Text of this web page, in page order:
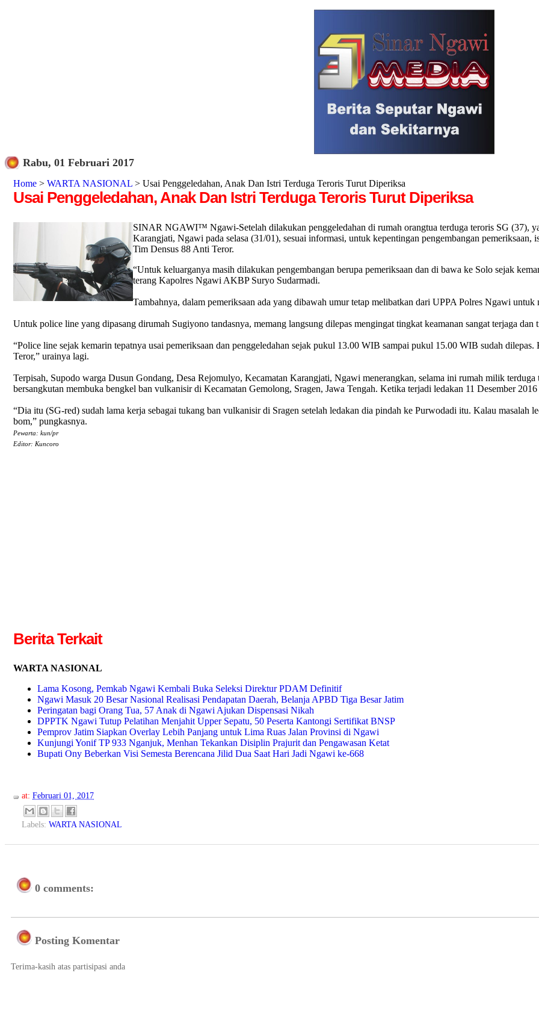
Rabu, 01 Februari 2017
Home > WARTA NASIONAL > Usai Penggeledahan, Anak Dan Istri Terduga Teroris Turut Diperiksa
Usai Penggeledahan, Anak Dan Istri Terduga Teroris Turut Diperiksa
SINAR NGAWI™ Ngawi-Setelah dilakukan penggeledahan di rumah orangtua terduga teroris SG (37),
Karangjati, Ngawi pada selasa (31/01), sesuai informasi, untuk kepentingan pengembangan
Tim Densus 88 Anti Teror.
“Untuk keluarganya masih dilakukan pengembangan berupa pemeriksaan dan di bawa ke Solo sejak
terang Kapolres Ngawi AKBP Suryo Sudarmadi.
Tambahnya, dalam pemeriksaan ada yang dibawah umur tetap melibatkan dari UPPA Polres Ngawi
Untuk police line yang dipasang dirumah Sugiyono tandasnya, memang langsung dilepas mengingat tingkat keamanan sangat terjaga dan
“Police line sejak kemarin tepatnya usai pemeriksaan dan penggeledahan sejak pukul 13.00 WIB sampai pukul 15.00 WIB sudah
Teror,” urainya lagi.
Terpisah, Supodo warga Dusun Gondang, Desa Rejomulyo, Kecamatan Karangjati, Ngawi menerangkan, selama ini rumah milik
bersangkutan membuka bengkel ban vulkanisir di Kecamatan Gemolong, Sragen, Jawa Tengah. Ketika terjadi ledakan 11 Desember
“Dia itu (SG-red) sudah lama kerja sebagai tukang ban vulkanisir di Sragen setelah ledakan dia pindah ke Purwodadi itu. Kalau masalah
bom,” pungkasnya.
Pewarta: kun/pr
Editor: Kuncoro
Berita Terkait
WARTA NASIONAL
Lama Kosong, Pemkab Ngawi Kembali Buka Seleksi Direktur PDAM Definitif
Ngawi Masuk 20 Besar Nasional Realisasi Pendapatan Daerah, Belanja APBD Tiga Besar Jatim
Peringatan bagi Orang Tua, 57 Anak di Ngawi Ajukan Dispensasi Nikah
DPPTK Ngawi Tutup Pelatihan Menjahit Upper Sepatu, 50 Peserta Kantongi Sertifikat BNSP
Pemprov Jatim Siapkan Overlay Lebih Panjang untuk Lima Ruas Jalan Provinsi di Ngawi
Kunjungi Yonif TP 933 Nganjuk, Menhan Tekankan Disiplin Prajurit dan Pengawasan Ketat
Bupati Ony Beberkan Visi Semesta Berencana Jilid Dua Saat Hari Jadi Ngawi ke-668
at: Februari 01, 2017
Labels: WARTA NASIONAL
0 comments:
Posting Komentar
Terima-kasih atas partisipasi anda